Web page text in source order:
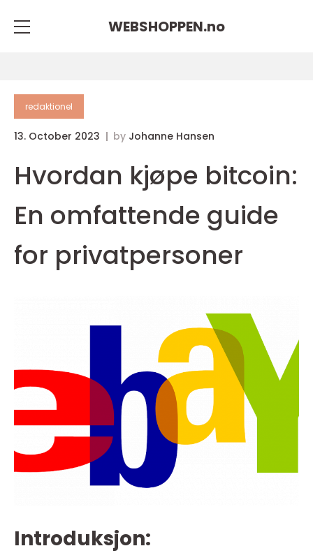
WEBSHOPPEN.no
redaktionel
13. October 2023 by Johanne Hansen
Hvordan kjøpe bitcoin:
En omfattende guide
for privatpersoner
Introduksjon: